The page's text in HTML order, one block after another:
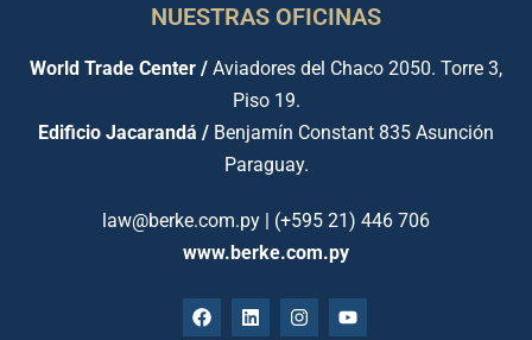
NUESTRAS OFICINAS
World Trade Center / Aviadores del Chaco 2050. Torre 3,
Piso 19.
Edificio Jacarandá / Benjamín Constant 835 Asunción
Paraguay.
law@berke.com.py | (+595 21) 446 706
www.berke.com.py